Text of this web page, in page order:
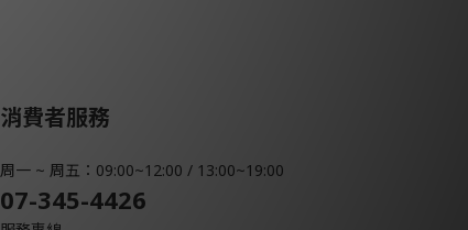
消費者服務
周一 ~ 周五：09:00~12:00 / 13:00~19:00
07-345-4426